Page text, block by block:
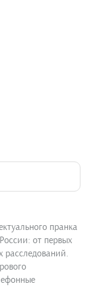
пранка
от первых
расследований.